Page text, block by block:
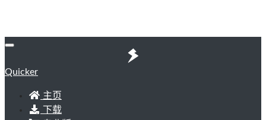
Quicker
主页
下载